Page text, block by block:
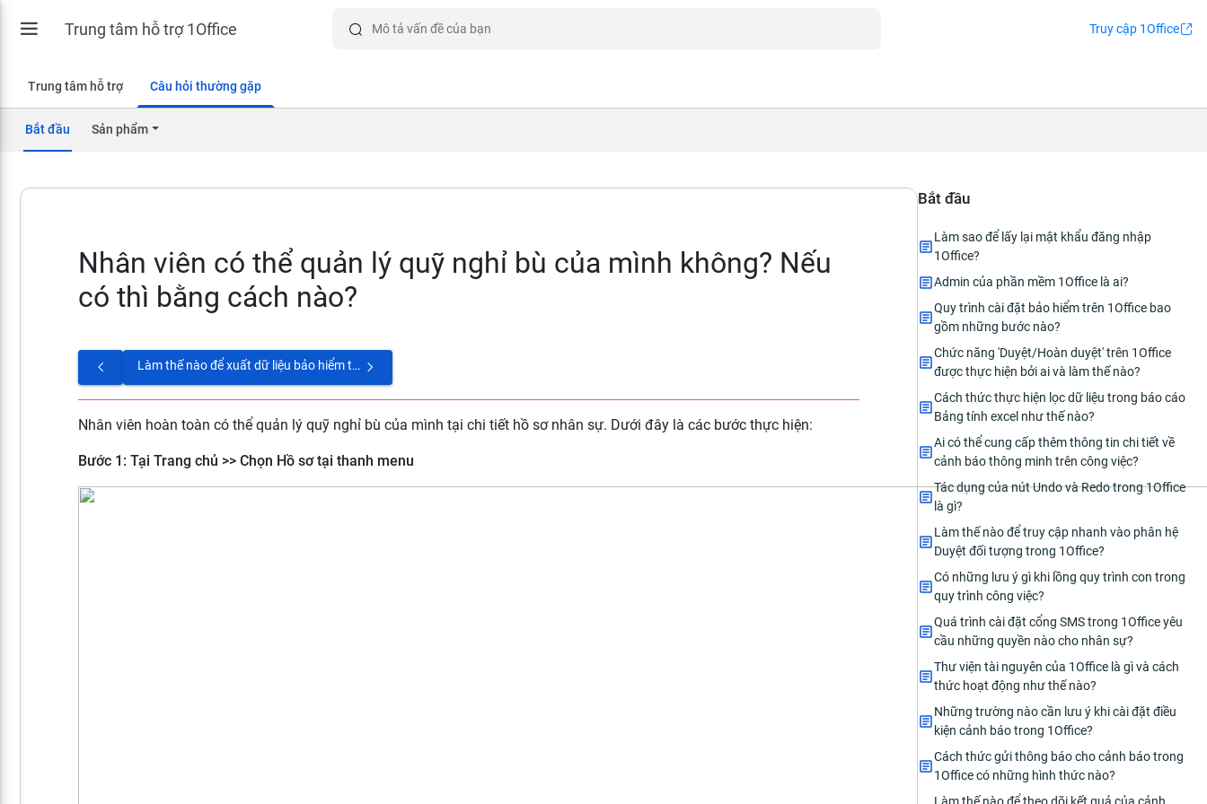
Trung tâm hỗ trợ 1Office Truy cập 1Office
Trung tâm hỗ trợ Câu hỏi thường gặp
Bắt đầu Sản phẩm
Nhân viên có thể quản lý quỹ nghỉ bù của mình không? Nếu
có thì bằng cách nào?
Làm thế nào để xuất dữ liệu bảo hiểm trên file excel?
Nhân viên hoàn toàn có thể quản lý quỹ nghỉ bù của mình tại chi tiết hồ sơ nhân sự. Dưới đây là các bước thực hiện:
Bước 1: Tại Trang chủ >> Chọn Hồ sơ tại thanh menu
Bắt đầu
Làm sao để lấy lại mật khẩu đăng nhập
1Office?
Admin của phần mềm 1Office là ai?
Quy trình cài đặt bảo hiểm trên 1Office bao
gồm những bước nào?
Chức năng 'Duyệt/Hoàn duyệt' trên 1Office
được thực hiện bởi ai và làm thế nào?
Cách thức thực hiện lọc dữ liệu trong báo cáo
Bảng tính excel như thế nào?
Ai có thể cung cấp thêm thông tin chi tiết về
cảnh báo thông minh trên công việc?
Tác dụng của nút Undo và Redo trong 1Office
là gì?
Làm thế nào để truy cập nhanh vào phân hệ
Duyệt đối tượng trong 1Office?
Có những lưu ý gì khi lồng quy trình con trong
quy trình công việc?
Quá trình cài đặt cổng SMS trong 1Office yêu
cầu những quyền nào cho nhân sự?
Thư viện tài nguyên của 1Office là gì và cách
thức hoạt động như thế nào?
Những trường nào cần lưu ý khi cài đặt điều
kiện cảnh báo trong 1Office?
Cách thức gửi thông báo cho cảnh báo trong
1Office có những hình thức nào?